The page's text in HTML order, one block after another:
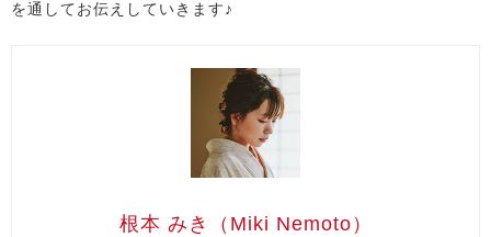
を通してお伝えしていきます♪
根本 みき（Miki Nemoto）